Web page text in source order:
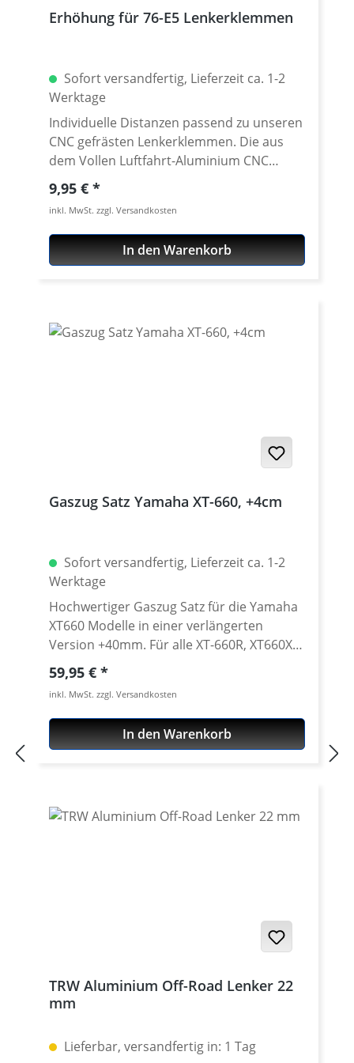
Erhöhung für 76-E5 Lenkerklemmen
Sofort versandfertig, Lieferzeit ca. 1-2
Werktage
Individuelle Distanzen passend zu unseren
CNC gefrästen Lenkerklemmen. Die aus
dem Vollen Luftfahrt-Aluminium CNC
gedrehten Distanzen sind mit einem Bund
zur absolut sicheren Verbindung mit
unseren Lenkerklemmen ausgestattet.
Lieferbar in diversen Höhen von 10 bis
50mm. Passend für unsere gefrästen
Schrauben. Benötigte Längen siehe
Regulärer Preis:
9,95 €
inkl. MwSt. zzgl. Versandkosten
In den Warenkorb
Gaszug Satz Yamaha XT-660, +4cm
Sofort versandfertig, Lieferzeit ca. 1-2
Werktage
Hochwertiger Gaszug Satz für die Yamaha
XT660 Modelle in einer verlängerten
Version +40mm. Für alle XT-660R, XT660X
und XT660Z (ZA) mit Lenkererhöhungen
über 30mm und/oder höheren Lenkern.
Wir verwenden diesen Gaszugsatz u.A. bei
unseren Rallye Umbauten. Lieferung als
Satz (Öffner und Schliesser) Ideal in
660R · Yamaha XT660X · Yamaha XT660Z
Regulärer Preis:
59,95 €
inkl. MwSt. zzgl. Versandkosten
In den Warenkorb
TRW Aluminium Off-Road Lenker 22
mm
Lieferbar, versandfertig in: 1 Tag